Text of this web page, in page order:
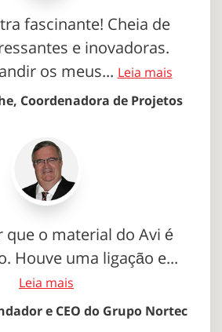
fascinante! Cheia de
e inovadoras.
os meus... Leia mais
Coordenadora de Projetos
que o material do Avi é
Houve uma ligação e...
Leia mais
e CEO do Grupo Nortec